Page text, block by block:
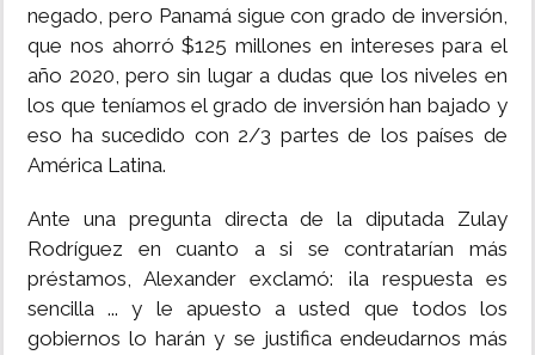
negado, pero Panamá sigue con grado de inversión,
que nos ahorró $125 millones en intereses para el
año 2020, pero sin lugar a dudas que los niveles en
los que teníamos el grado de inversión han bajado y
eso ha sucedido con 2/3 partes de los países de
América Latina.
Ante una pregunta directa de la diputada Zulay
Rodríguez en cuanto a si se contratarían más
préstamos, Alexander exclamó: ¡la respuesta es
sencilla ... y le apuesto a usted que todos los
gobiernos lo harán y se justifica endeudarnos más